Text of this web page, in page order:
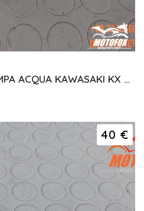
COVER COPERCHIO POMPA ACQUA KAWASAKI KX 250 1993-1998
40 €